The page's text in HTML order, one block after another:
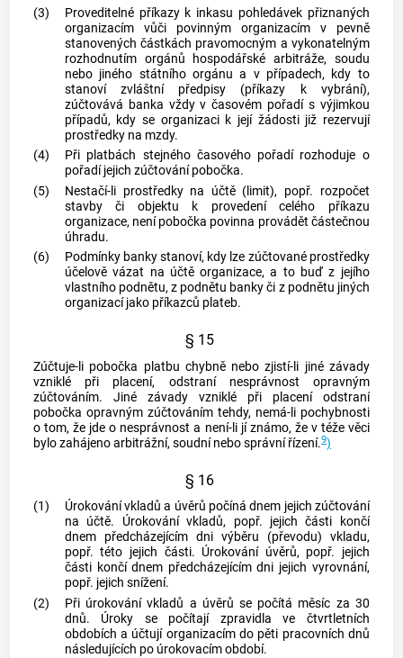
(3)
Proveditelné příkazy k inkasu pohledávek přiznaných
organizacím vůči povinným organizacím v pevně
stanovených částkách pravomocným a vykonatelným
rozhodnutím orgánů hospodářské arbitráže, soudu
nebo jiného státního orgánu a v případech, kdy to
stanoví zvláštní předpisy (příkazy k vybrání),
zúčtovává banka vždy v časovém pořadí s výjimkou
případů, kdy se organizaci k její žádosti již rezervují
prostředky na mzdy.
(4)
Při platbách stejného časového pořadí rozhoduje o
pořadí jejich zúčtování pobočka.
(5)
Nestačí-li prostředky na účtě (limit), popř. rozpočet
stavby či objektu k provedení celého příkazu
organizace, není pobočka povinna provádět částečnou
úhradu.
(6)
Podmínky banky stanoví, kdy lze zúčtované prostředky
účelově vázat na účtě organizace, a to buď z jejího
vlastního podnětu, z podnětu banky či z podnětu jiných
organizací jako příkazců plateb.
§ 15
Zúčtuje-li pobočka platbu chybně nebo zjistí-li jiné závady
vzniklé při placení, odstraní nesprávnost opravným
zúčtováním. Jiné závady vzniklé při placení odstraní
pobočka opravným zúčtováním tehdy, nemá-li pochybnosti
o tom, že jde o nesprávnost a není-li jí známo, že v téže věci
bylo zahájeno arbitrážní, soudní nebo správní řízení.9)
§ 16
(1)
Úrokování vkladů a úvěrů počíná dnem jejich zúčtování
na účtě. Úrokování vkladů, popř. jejich části končí
dnem předcházejícím dni výběru (převodu) vkladu,
popř. této jejich části. Úrokování úvěrů, popř. jejich
části končí dnem předcházejícím dni jejich vyrovnání,
popř. jejich snížení.
(2)
Při úrokování vkladů a úvěrů se počítá měsíc za 30
dnů. Úroky se počítají zpravidla ve čtvrtletních
obdobích a účtují organizacím do pěti pracovních dnů
následujících po úrokovacím období.